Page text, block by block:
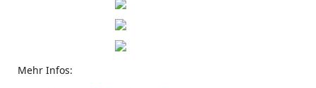
Mehr Infos: